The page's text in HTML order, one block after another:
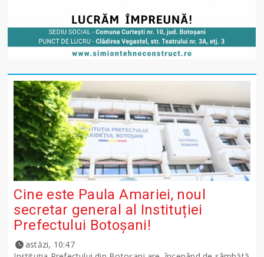
Cine este Paula Amariei, noul
secretar general al Instituției
Prefectului Botoșani!
astăzi, 10:47